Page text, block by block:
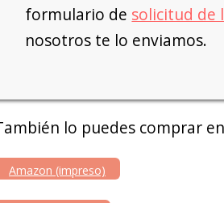
formulario de solicitud de
nosotros te lo enviamos.
lo puedes comprar
Amazon (impreso)